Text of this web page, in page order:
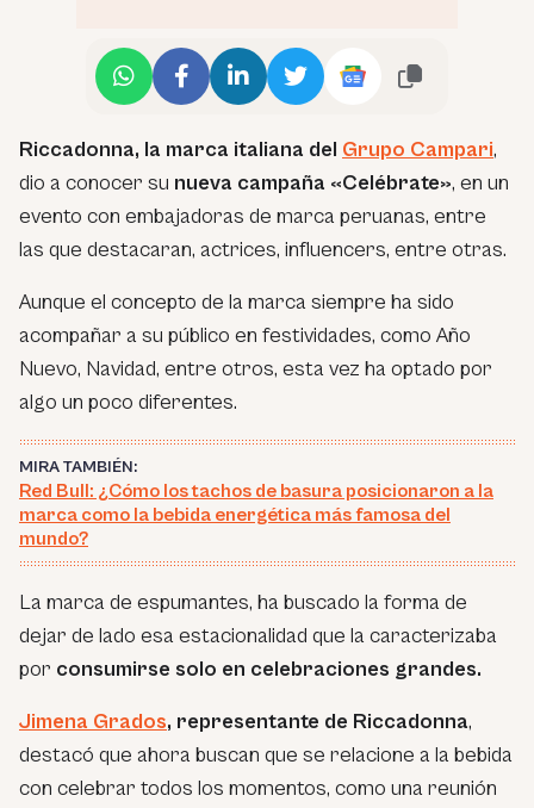
Riccadonna, la marca italiana del Grupo Campari,
dio a conocer su nueva campaña «Celébrate», en un
evento con embajadoras de marca peruanas, entre
las que destacaran, actrices, influencers, entre otras.
Aunque el concepto de la marca siempre ha sido
acompañar a su público en festividades, como Año
Nuevo, Navidad, entre otros, esta vez ha optado por
algo un poco diferentes.
MIRA TAMBIÉN:
Red Bull: ¿Cómo los tachos de basura posicionaron a la
marca como la bebida energética más famosa del
mundo?
La marca de espumantes, ha buscado la forma de
dejar de lado esa estacionalidad que la caracterizaba
por consumirse solo en celebraciones grandes.
Jimena Grados, representante de Riccadonna,
destacó que ahora buscan que se relacione a la bebida
con celebrar todos los momentos, como una reunión